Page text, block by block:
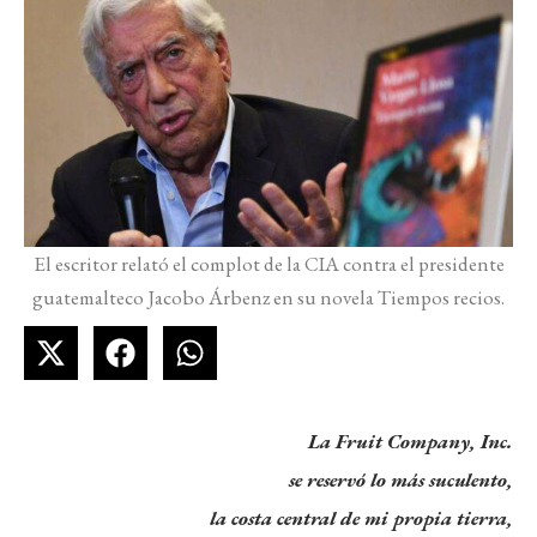
El escritor relató el complot de la CIA contra el presidente
guatemalteco Jacobo Árbenz en su novela Tiempos recios.
La Fruit Company, Inc.
se reservó lo más suculento,
la costa central de mi propia tierra,